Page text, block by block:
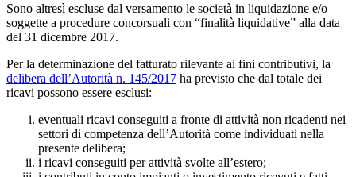
Sono altresì escluse dal versamento le società in liquidazione e/o
soggette a procedure concorsuali con “finalità liquidative” alla data
del 31 dicembre 2017.
Per la determinazione del fatturato rilevante ai fini contributivi, la
delibera dell’Autorità n. 145/2017 ha previsto che dal totale dei
ricavi possono essere esclusi:
eventuali ricavi conseguiti a fronte di attività non ricadenti nei
settori di competenza dell’Autorità come individuati nella
presente delibera;
i ricavi conseguiti per attività svolte all’estero;